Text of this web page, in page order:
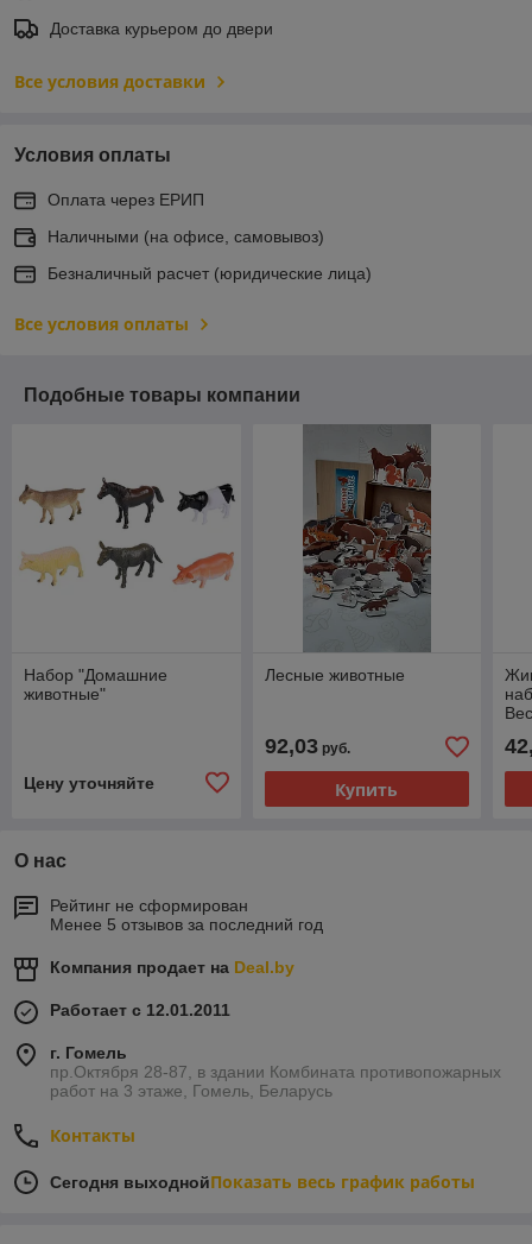
Доставка курьером до двери
Все условия доставки
Условия оплаты
Оплата через ЕРИП
Наличными (на офисе, самовывоз)
Безналичный расчет (юридические лица)
Все условия оплаты
Подобные товары компании
Набор "Домашние
животные"
Цену уточняйте
Лесные животные
92,03руб.
Купить
О нас
Рейтинг не сформирован
Менее 5 отзывов за последний год
Компания продает на Deal.by
Работает с 12.01.2011
г. Гомель
пр.Октября 28-87, в здании Комбината противопожарных
работ на 3 этаже, Гомель, Беларусь
Контакты
Сегодня выходнойПоказать весь график работы